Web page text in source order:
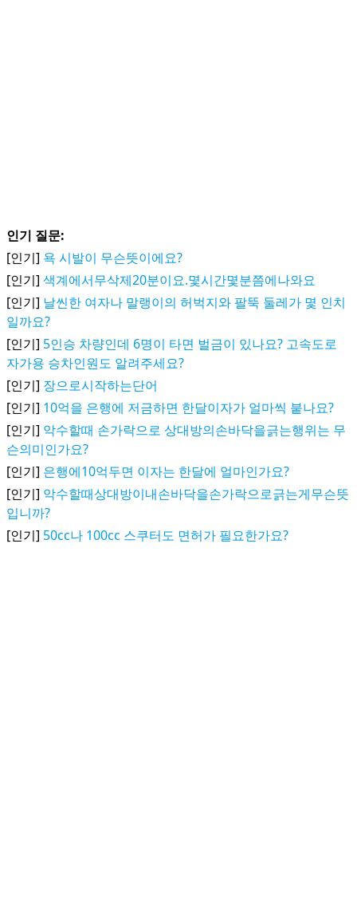
인기 질문:
[인기] 욕 시발이 무슨뜻이에요?
[인기] 색계에서무삭제20분이요.몇시간몇분쯤에나와요
[인기] 날씬한 여자나 말랭이의 허벅지와 팔뚝 둘레가 몇 인치
일까요?
[인기] 5인승 차량인데 6명이 타면 벌금이 있나요? 고속도로
자가용 승차인원도 알려주세요?
[인기] 장으로시작하는단어
[인기] 10억을 은행에 저금하면 한달이자가 얼마씩 붙나요?
[인기] 악수할때 손가락으로 상대방의손바닥을긁는행위는 무
슨의미인가요?
[인기] 은행에10억두면 이자는 한달에 얼마인가요?
[인기] 악수할때상대방이내손바닥을손가락으로긁는게무슨뜻
입니까?
[인기] 50cc나 100cc 스쿠터도 면허가 필요한가요?